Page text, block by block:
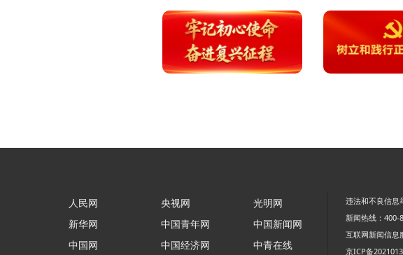
人民网
新华网
中国网
央视网
中国青年网
中国经济网
光明网
中国新闻网
中青在线
违法和不良信息
新闻热线：400-
互联网新闻信息
京ICP备